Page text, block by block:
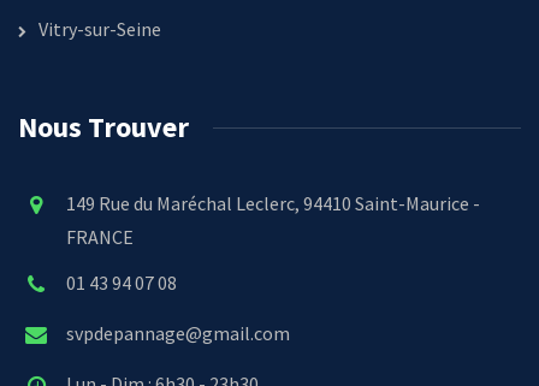
Vitry-sur-Seine
Nous Trouver
149 Rue du Maréchal Leclerc, 94410 Saint-Maurice -
FRANCE
01 43 94 07 08
svpdepannage@gmail.com